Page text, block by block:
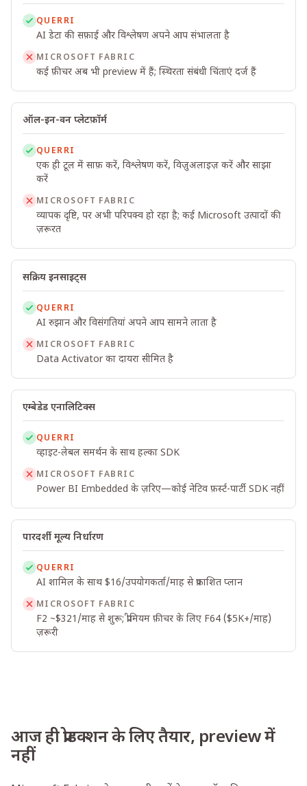
QUERRI
AI डेटा की सफ़ाई और विश्लेषण अपने आप संभालता है
MICROSOFT FABRIC
कई फ़ीचर अब भी preview में हैं; स्थिरता संबंधी चिंताएं दर्ज हैं
ऑल-इन-वन प्लेटफ़ॉर्म
QUERRI
एक ही टूल में साफ़ करें, विश्लेषण करें, विज़ुअलाइज़ करें और साझा
करें
MICROSOFT FABRIC
व्यापक दृष्टि, पर अभी परिपक्व हो रहा है; कई Microsoft उत्पादों की
ज़रूरत
सक्रिय इनसाइट्स
QUERRI
AI रुझान और विसंगतियां अपने आप सामने लाता है
MICROSOFT FABRIC
Data Activator का दायरा सीमित है
एम्बेडेड एनालिटिक्स
QUERRI
व्हाइट-लेबल समर्थन के साथ हल्का SDK
MICROSOFT FABRIC
Power BI Embedded के ज़रिए—कोई नेटिव फ़र्स्ट-पार्टी SDK नहीं
पारदर्शी मूल्य निर्धारण
QUERRI
AI शामिल के साथ $16/उपयोगकर्ता/माह से प्रकाशित प्लान
MICROSOFT FABRIC
F2 ~$321/माह से शुरू; प्रीमियम फ़ीचर के लिए F64 ($5K+/माह)
ज़रूरी
आज ही प्रोडक्शन के लिए तैयार, preview में
नहीं